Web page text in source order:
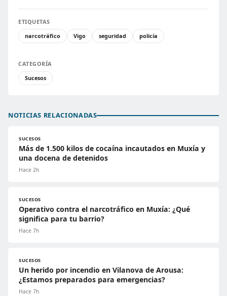
ETIQUETAS
narcotráfico
Vigo seguridad policía
CATEGORÍA
Sucesos
NOTICIAS RELACIONADAS
SUCESOS
Más de 1.500 kilos de cocaína incautados en Muxía y
una docena de detenidos
Hace 2h
SUCESOS
Operativo contra el narcotráfico en Muxía: ¿Qué
significa para tu barrio?
Hace 7h
SUCESOS
Un herido por incendio en Vilanova de Arousa:
¿Estamos preparados para emergencias?
Hace 7h